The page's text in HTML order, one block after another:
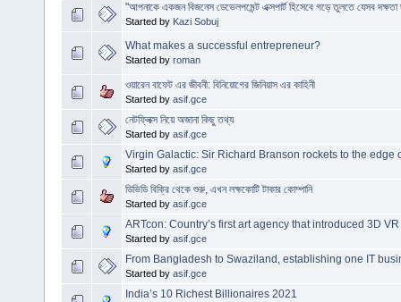
"আপনাকে একজন বিজনেস ডেভেলপমেন্ট এক্সপার্ট হিসেবে গড়ে তুলতে যেসব দক্ষতা
Started by Kazi Sobuj
What makes a successful entrepreneur?
Started by roman
ওয়ারেন বাফেট এর জীবনী: বিনিয়োগের জিনিয়াস এর কাহিনী
Started by asif.gce
নেটফ্লিক্স নিয়ে অজানা কিছু তথ্য
Started by asif.gce
Virgin Galactic: Sir Richard Branson rockets to the edge
Started by asif.gce
ডিভিডি বিক্রি থেকে শুরু, এখন লক্ষকোটি টাকার কোম্পানি
Started by asif.gce
ARTcon: Country’s first art agency that introduced 3D
Started by asif.gce
From Bangladesh to Swaziland, establishing one IT
Started by asif.gce
India’s 10 Richest Billionaires 2021